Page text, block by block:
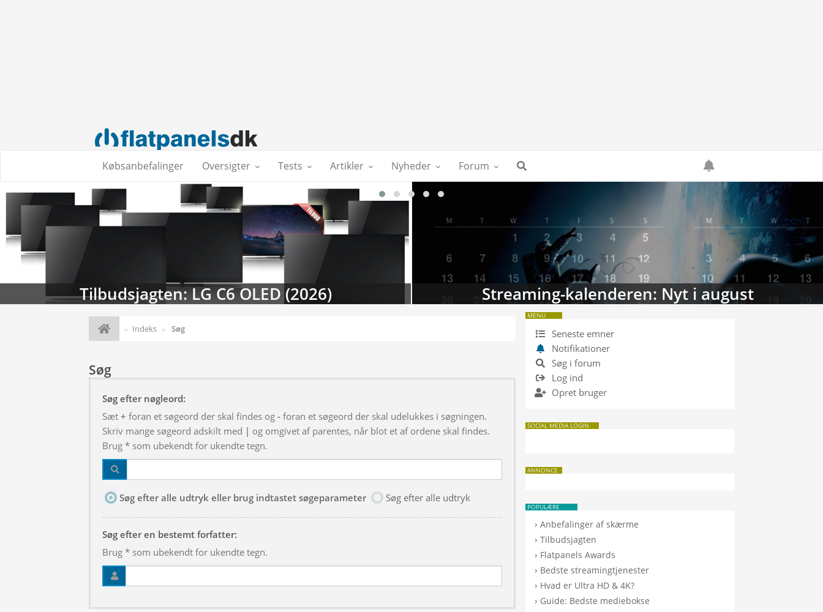
Købsanbefalinger Oversigter Tests Artikler Nyheder Forum
Tilbudsjagten: LG C6 OLED (2026) Streaming-kalenderen: Nyt i august
Indeks Søg
Søg
Søg efter nøgleord:
Sæt + foran et søgeord der skal findes og - foran et søgeord der skal udelukkes i søgningen.
Skriv mange søgeord adskilt med | og omgivet af parentes, når blot et af ordene skal findes.
Brug * som ubekendt for ukendte tegn.
Søg efter alle udtryk eller brug indtastet søgeparameter Søg efter alle udtryk
Søg efter en bestemt forfatter:
Brug * som ubekendt for ukendte tegn.
MENU
Seneste emner
Notifikationer
Søg i forum
Log ind
Opret bruger
SOCIAL MEDIA LOGIN
ANNONCE
POPULÆRE
›Anbefalinger af skærme
›Tilbudsjagten
› Flatpanels Awards
› Bedste streamingtjenester
› Hvad er Ultra HD & 4K?
› Guide: Bedste mediebokse